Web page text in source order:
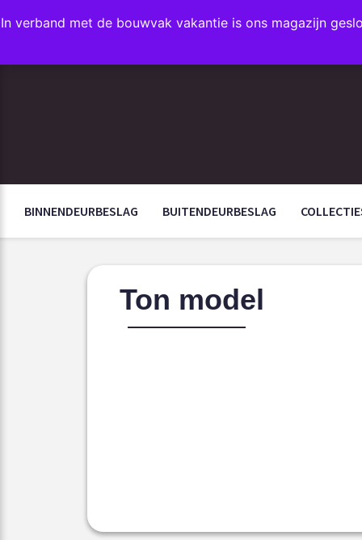
In verband met de bouwvak vakantie is ons magazijn
FAVORIETEN
BINNENDEURBESLAG BUITENDEURBESLAG
Ton model